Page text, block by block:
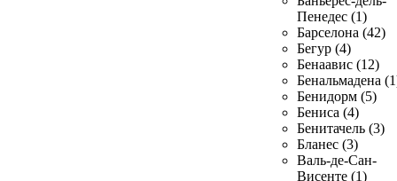
Пенедес (1)
Барселона (42)
Бегур (4)
Бенаавис (12)
Бенальмадена
Бенидорм (5)
Бениса (4)
Бенитачель (3)
Бланес (3)
Валь-де-Сан-
Висенте (1)